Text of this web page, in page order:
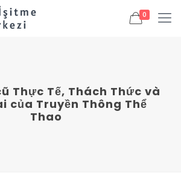
0
Thực Tế, Thách Thức và
của Truyền Thông Thể
Thao